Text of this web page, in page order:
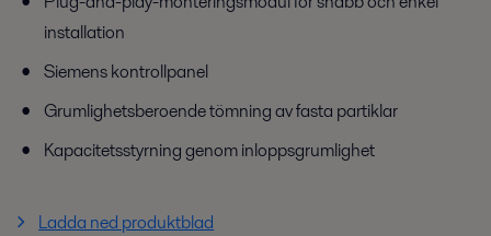
installation
Siemens kontrollpanel
Grumlighetsberoende tömning av fasta partiklar
Kapacitetsstyrning genom inloppsgrumlighet
Ladda ned produktblad